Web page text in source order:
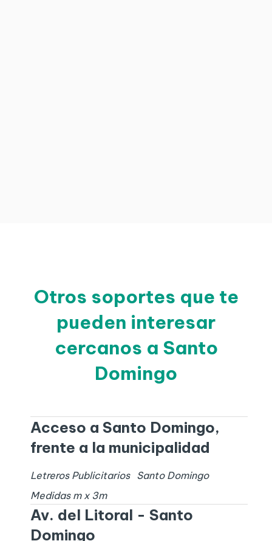
Otros soportes que te
pueden interesar
cercanos a Santo
Domingo
Acceso a Santo Domingo,
frente a la municipalidad
Letreros Publicitarios
Santo Domingo
Medidas m x 3m
Av. del Litoral - Santo
Domingo